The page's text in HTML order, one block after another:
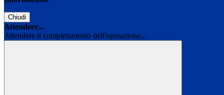
Chiudi
Attendere...
Attendere il completamento dell'operazione...